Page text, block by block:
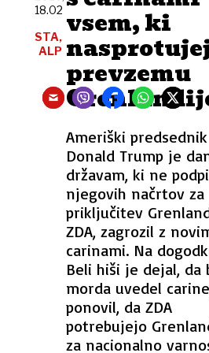
vsem, ki
prevzemu
Ameriški predsednik
Donald Trump je
državam, ki ne
njegovih načrtov za
priključitev
ZDA, zagrozil z
carinami. Na
Beli hiši je dejal, da
morda uvedel
ponovil, da ZDA
potrebujejo
za nacionalno
18.02
STA,
ALP